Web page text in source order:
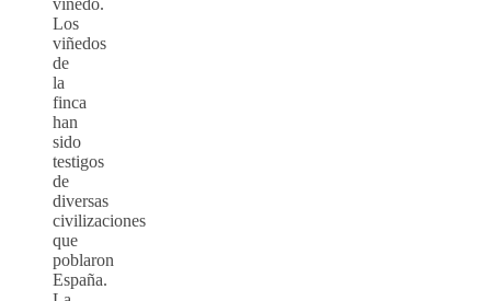
viñedo.
Los
viñedos
de
la
finca
han
sido
testigos
de
diversas
civilizaciones
que
poblaron
España.